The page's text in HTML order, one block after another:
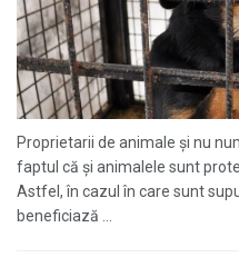
Proprietarii de animale şi nu
faptul că şi animalele sunt
Astfel, în cazul în care sunt
beneficiază ...